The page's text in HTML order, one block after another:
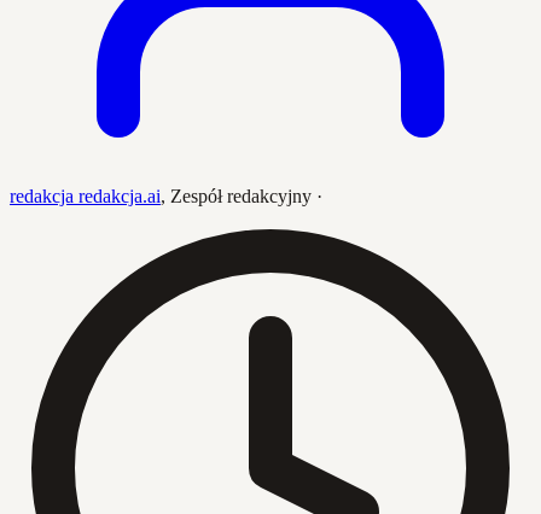
redakcja redakcja.ai, Zespół redakcyjny ·